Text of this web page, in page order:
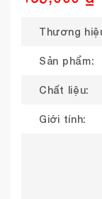
Thương
Sản phẩm:
Chất liệu:
Giới tính: